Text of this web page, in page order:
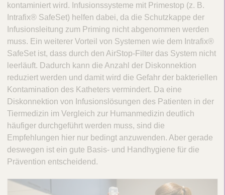
o
n
s
t
h
e
r
a
p
i
e
kontaminiert wird. Infusionssysteme mit Primestop (z. B.
Intrafix® SafeSet) helfen dabei, da die Schutzkappe der
Infusionsleitung zum Priming nicht abgenommen werden
muss. Ein weiterer Vorteil von Systemen wie dem Intrafix®
SafeSet ist, dass durch den AirStop-Filter das System nicht
leerläuft. Dadurch kann die Anzahl der Diskonnektion
reduziert werden und damit wird die Gefahr der bakteriellen
Kontamination des Katheters vermindert. Da eine
Diskonnektion von Infusionslösungen des Patienten in der
Tiermedizin im Vergleich zur Humanmedizin deutlich
häufiger durchgeführt werden muss, sind die
Empfehlungen hier nur bedingt anzuwenden. Aber gerade
deswegen ist ein gute Basis- und Handhygiene für die
Prävention entscheidend.